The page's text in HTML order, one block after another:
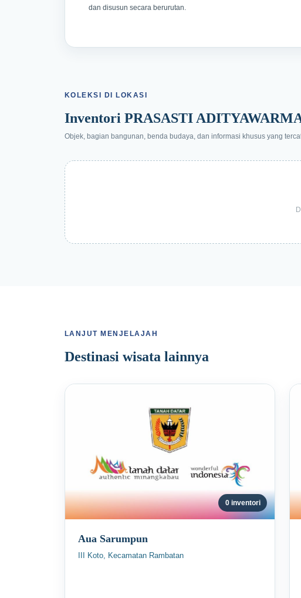
dan disusun secara berurutan.
KOLEKSI DI LOKASI
Inventori PRASASTI
Objek, bagian bangunan, benda budaya, dan informasi khusus yang
LANJUT MENJELAJAH
Destinasi wisata lainnya
0 inventori
Aua Sarumpun
III Koto, Kecamatan Rambatan